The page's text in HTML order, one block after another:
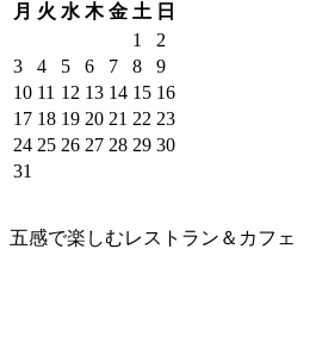
月 火 水 木 金 土 日
1
2
3
4 5 6 7 8
9
10 11 12 13 14 15 16
17 18 19 20 21 22 23
24 25 26 27 28 29 30
31
五感で楽しむレストラン＆カフェ